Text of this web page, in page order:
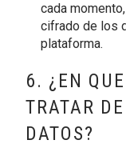
cada
cifrado de los
plataforma.
6. ¿EN
TRATAR
DATOS?